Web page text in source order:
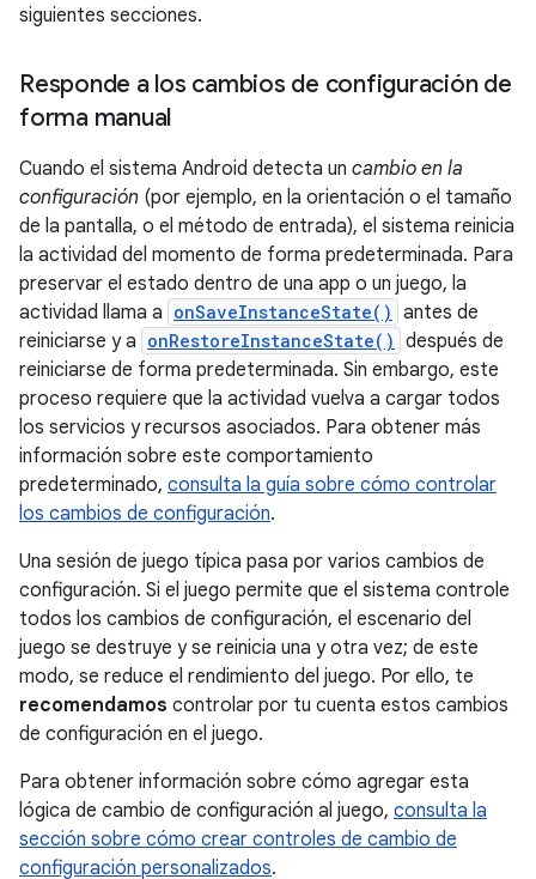
siguientes secciones.
Responde a los cambios de configuración de
forma manual
Cuando el sistema Android detecta un cambio en la
configuración (por ejemplo, en la orientación o el tamaño
de la pantalla, o el método de entrada), el sistema reinicia
la actividad del momento de forma predeterminada. Para
preservar el estado dentro de una app o un juego, la
actividad llama a onSaveInstanceState() antes de
reiniciarse y a onRestoreInstanceState() después de
reiniciarse de forma predeterminada. Sin embargo, este
proceso requiere que la actividad vuelva a cargar todos
los servicios y recursos asociados. Para obtener más
información sobre este comportamiento
predeterminado, consulta la guía sobre cómo controlar
los cambios de configuración.
Una sesión de juego típica pasa por varios cambios de
configuración. Si el juego permite que el sistema controle
todos los cambios de configuración, el escenario del
juego se destruye y se reinicia una y otra vez; de este
modo, se reduce el rendimiento del juego. Por ello, te
recomendamos controlar por tu cuenta estos cambios
de configuración en el juego.
Para obtener información sobre cómo agregar esta
lógica de cambio de configuración al juego, consulta la
sección sobre cómo crear controles de cambio de
configuración personalizados.